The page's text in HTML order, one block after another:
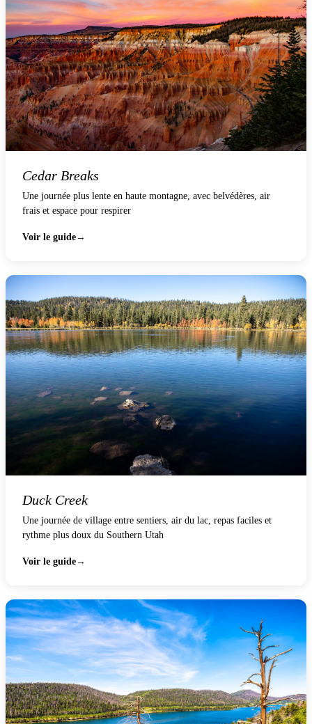
Cedar Breaks
Une journée plus lente en haute montagne, avec belvédères, air
frais et espace pour respirer
Voir le guide
Duck Creek
Une journée de village entre sentiers, air du lac, repas faciles et
rythme plus doux du Southern Utah
Voir le guide